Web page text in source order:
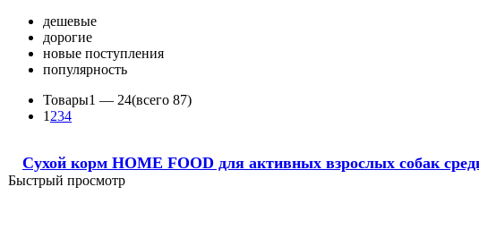
дешевые
дорогие
новые поступления
популярность
Товары1 — 24(всего 87)
1 234
Сухой корм HOME FOOD для активных взрослых собак
Быстрый просмотр